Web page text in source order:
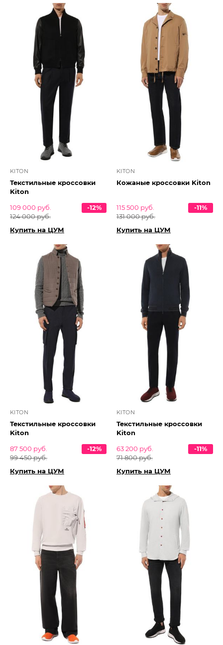
KITON
Текстильные кроссовки
Kiton
109 000 руб.
124 000 руб.
-12%
Купить на ЦУМ
KITON
Кожаные кроссовки Kiton
115 500 руб.
131 000 руб.
-11%
Купить на ЦУМ
KITON
Текстильные кроссовки
Kiton
87 500 руб.
99 450 руб.
-12%
Купить на ЦУМ
KITON
Текстильные кроссовки
Kiton
63 200 руб.
71 800 руб.
-11%
Купить на ЦУМ